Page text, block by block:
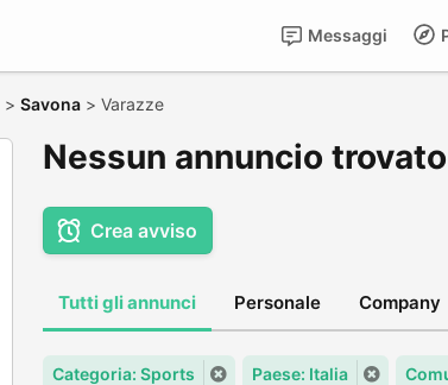
Messaggi
> Savona > Varazze
Nessun annuncio
Crea avviso
Tutti gli annunci Personale Company
Categoria: Sports Paese: Italia